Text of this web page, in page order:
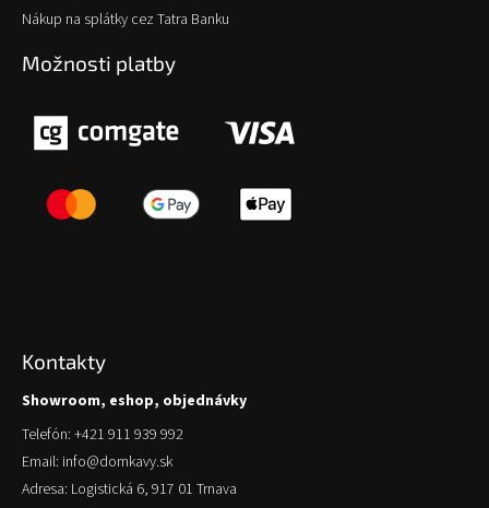
Nákup na splátky cez Tatra Banku
Možnosti platby
Kontakty
Showroom, eshop, objednávky
Telefón: +421 911 939 992
Email: info@domkavy.sk
Adresa: Logistická 6, 917 01 Trnava